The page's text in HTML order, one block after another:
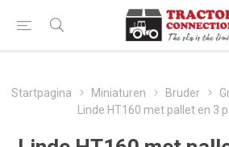
Startpagina Miniaturen Bruder
Linde HT160 met pallet en 3